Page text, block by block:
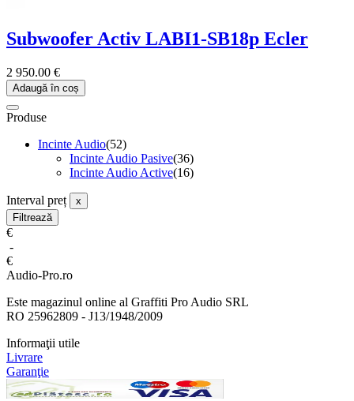
Subwoofer Activ LABI1-SB18p Ecler
2 950.00 €
Adaugă în coș
Produse
Incinte Audio(52)
Incinte Audio Pasive(36)
Incinte Audio Active(16)
Interval preț
x
Filtrează
€
-
€
Audio-Pro.ro
Este magazinul online al Graffiti Pro Audio SRL
RO 25962809 - J13/1948/2009
Informaţii utile
Livrare
Garanţie